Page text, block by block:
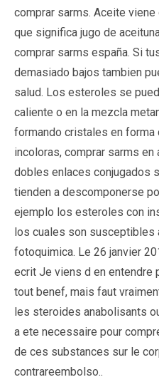
comprar sarms. Aceite
que significa jugo de
comprar sarms españa. Si
demasiado bajos tambien
salud. Los esteroles se
caliente o en la mezcla
formando cristales en forma
incoloras, comprar sarms en
dobles enlaces conjugados
tienden a descomponerse
ejemplo los esteroles con
los cuales son susceptibles
fotoquimica. Le 26 janvier
ecrit Je viens d en entendre
tout benef, mais faut
les steroides anabolisants
a ete necessaire pour
de ces substances sur le
contrareembolso..